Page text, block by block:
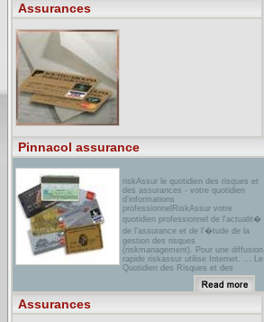
Assurances
Pinnacol assurance
riskAssur le quotidien des risques et
des assurances - votre quotidien
d'informations
professionnelRiskAssur votre
quotidien professionnel de l'actualit�
de l'assurance et de l'�tude de la
gestion des risques
(riskmanagement). Pour une diffusion
rapide riskassur utilise Internet. ... Le
Quotidien des Risques et des
Assurances. Le mot du r�dacteur en
Chef - novembre 2005 ...
Habitation Sant�Annuaire des
Assurances